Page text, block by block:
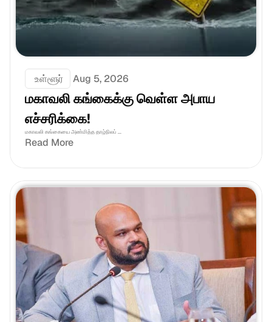
உள்ளூர் Aug 5, 2026
மகாவலி கங்கைக்கு வெள்ள அபாய
எச்சரிக்கை!
மகாவலி கங்கையை அண்மித்த தாழ்நிலப் ...
Read More